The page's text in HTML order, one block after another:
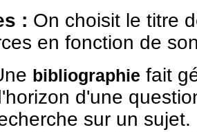
: On choisit le titre
en fonction de
bibliographie fait
d'une
sur un sujet.